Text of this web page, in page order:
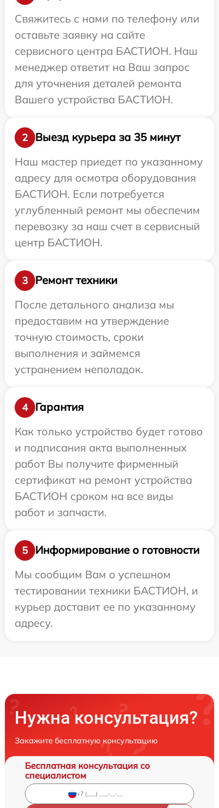
Свяжитесь с нами по телефону или
оставьте заявку на сайте
сервисного центра БАСТИОН. Наш
менеджер ответит на Ваш запрос
для уточнения деталей ремонта
Вашего устройства БАСТИОН.
2
Выезд курьера за 35 минут
Наш мастер приедет по указанному
адресу для осмотра оборудования
БАСТИОН. Если потребуется
углубленный ремонт мы обеспечим
перевозку за наш счет в сервисный
центр БАСТИОН.
3
Ремонт техники
После детального анализа мы
предоставим на утверждение
точную стоимость, сроки
выполнения и займемся
устранением неполадок.
4
Гарантия
Как только устройство будет готово
и подписания акта выполненных
работ Вы получите фирменный
сертификат на ремонт устройства
БАСТИОН сроком на все виды
работ и запчасти.
5
Информирование о готовности
Мы сообщим Вам о успешном
тестировании техники БАСТИОН, и
курьер доставит ее по указанному
адресу.
Нужна консультация?
Закажите бесплатную консультацию
Бесплатная консультация со
специалистом